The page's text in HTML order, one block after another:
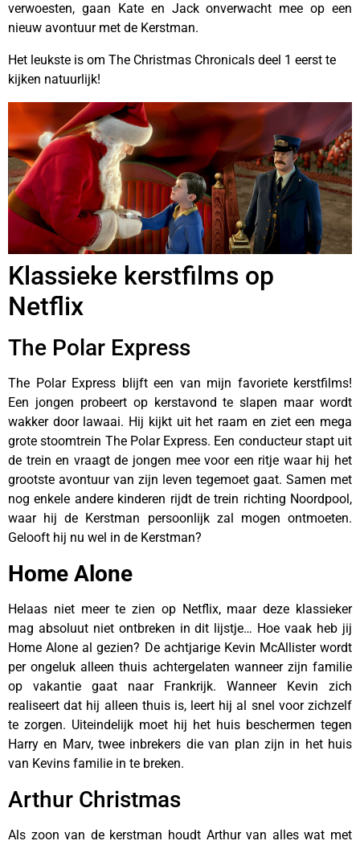
verwoesten, gaan Kate en Jack onverwacht mee op een
nieuw avontuur met de Kerstman.
Het leukste is om The Christmas Chronicals deel 1 eerst te
kijken natuurlijk!
Klassieke kerstfilms op
Netflix
The Polar Express
The Polar Express blijft een van mijn favoriete kerstfilms!
Een jongen probeert op kerstavond te slapen maar wordt
wakker door lawaai. Hij kijkt uit het raam en ziet een mega
grote stoomtrein The Polar Express. Een conducteur stapt uit
de trein en vraagt de jongen mee voor een ritje waar hij het
grootste avontuur van zijn leven tegemoet gaat. Samen met
nog enkele andere kinderen rijdt de trein richting Noordpool,
waar hij de Kerstman persoonlijk zal mogen ontmoeten.
Gelooft hij nu wel in de Kerstman?
Home Alone
Helaas niet meer te zien op Netflix, maar deze klassieker
mag absoluut niet ontbreken in dit lijstje… Hoe vaak heb jij
Home Alone al gezien? De achtjarige Kevin McAllister wordt
per ongeluk alleen thuis achtergelaten wanneer zijn familie
op vakantie gaat naar Frankrijk. Wanneer Kevin zich
realiseert dat hij alleen thuis is, leert hij al snel voor zichzelf
te zorgen. Uiteindelijk moet hij het huis beschermen tegen
Harry en Marv, twee inbrekers die van plan zijn in het huis
van Kevins familie in te breken.
Arthur Christmas
Als zoon van de kerstman houdt Arthur van alles wat met